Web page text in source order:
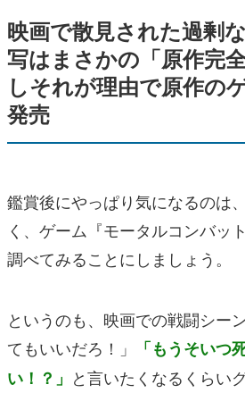
映画で散見された過剰
写はまさかの「原作完
しそれが理由で原作の
発売
鑑賞後にやっぱり気になるのは
く、ゲーム『モータルコンバッ
調べてみることにしましょう。
というのも、映画での戦闘シー
てもいいだろ！」
「もうそいつ
い！？」 と言いたくなるくらい